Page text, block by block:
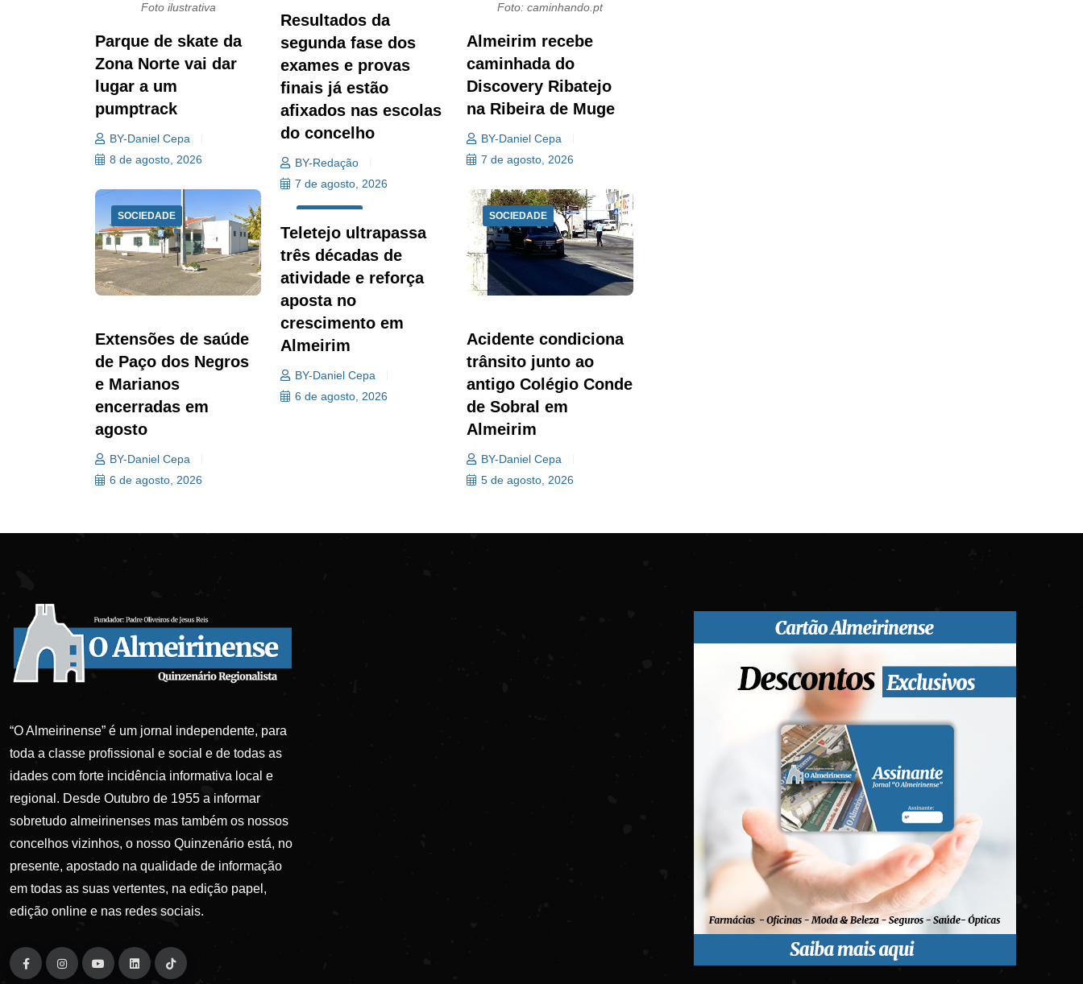
Foto ilustrativa
Parque de skate da
Zona Norte vai dar
lugar a um
pumptrack
BY-Daniel Cepa
8 de agosto, 2026
Resultados da
segunda fase dos
exames e provas
finais já estão
afixados nas escolas
do concelho
BY-Redação
7 de agosto, 2026
Foto: caminhando.pt
Almeirim recebe
caminhada do
Discovery Ribatejo
na Ribeira de Muge
BY-Daniel Cepa
7 de agosto, 2026
SOCIEDADE
Extensões de saúde
de Paço dos Negros
e Marianos
encerradas em
agosto
BY-Daniel Cepa
6 de agosto, 2026
Teletejo ultrapassa
três décadas de
atividade e reforça
aposta no
crescimento em
Almeirim
BY-Daniel Cepa
6 de agosto, 2026
SOCIEDADE
Acidente condiciona
trânsito junto ao
antigo Colégio Conde
de Sobral em
Almeirim
BY-Daniel Cepa
5 de agosto, 2026
“O Almeirinense” é um jornal independente, para
toda a classe profissional e social e de todas as
idades com forte incidência informativa local e
regional. Desde Outubro de 1955 a informar
sobretudo almeirinenses mas também os nossos
concelhos vizinhos, o nosso Quinzenário está, no
presente, apostado na qualidade de informação
em todas as suas vertentes, na edição papel,
edição online e nas redes sociais.